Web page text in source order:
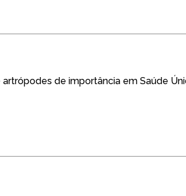
de importância em Saúde